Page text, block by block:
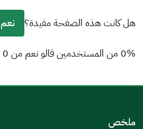
هل كانت هذه الصفحة مفيدة؟ نعم
0% من المستخدمين قالو نعم من 0 تعليقا.
مكتوبة بشكل جيدملخص